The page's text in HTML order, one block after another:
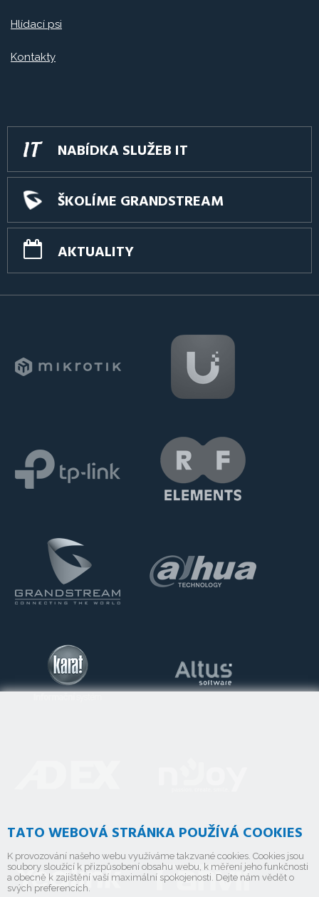
Hlídací psi
Kontakty
NABÍDKA SLUŽEB IT
ŠKOLÍME GRANDSTREAM
AKTUALITY
TATO WEBOVÁ STRÁNKA POUŽÍVÁ COOKIES
K provozování našeho webu využíváme takzvané cookies. Cookies jsou
soubory sloužící k přizpůsobení obsahu webu, k měření jeho funkčnosti
a obecně k zajištění vaší maximální spokojenosti. Dejte nám vědět o
svých preferencích.